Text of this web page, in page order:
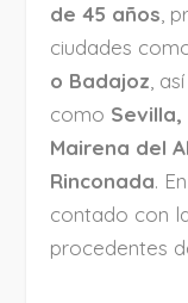
de 45 años ,
ciudades
o Badajoz ,
como Sevilla,
Mairena del
Rinconada.
contado con
procedentes